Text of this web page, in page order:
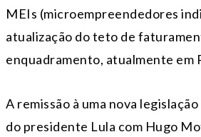
MEIs (microempreendedores
atualização do teto de
enquadramento, atualmente em
A remissão à uma nova
do presidente Lula com Hugo